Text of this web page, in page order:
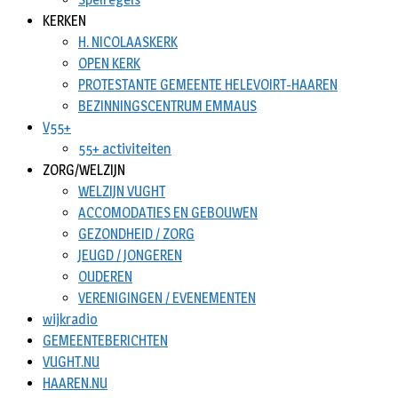
KERKEN
H. NICOLAASKERK
OPEN KERK
PROTESTANTE GEMEENTE HELEVOIRT-HAAREN
BEZINNINGSCENTRUM EMMAUS
V55+
55+ activiteiten
ZORG/WELZIJN
WELZIJN VUGHT
ACCOMODATIES EN GEBOUWEN
GEZONDHEID / ZORG
JEUGD / JONGEREN
OUDEREN
VERENIGINGEN / EVENEMENTEN
wijkradio
GEMEENTEBERICHTEN
VUGHT.NU
HAAREN.NU